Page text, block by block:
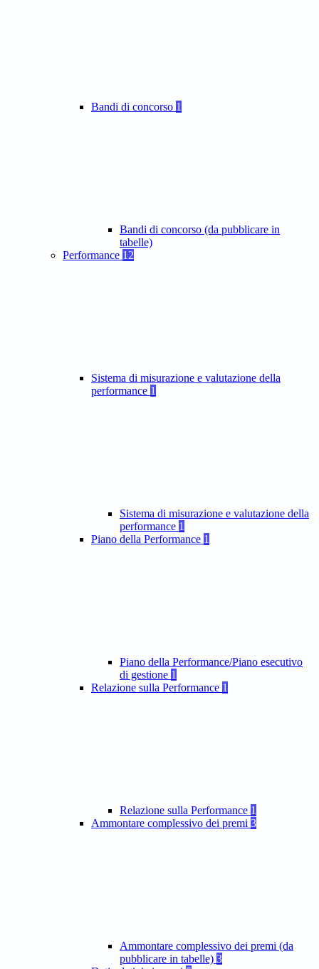
Bandi di concorso 1
Bandi di concorso (da pubblicare in
tabelle)
Performance 12
Sistema di misurazione e valutazione della
performance 1
Sistema di misurazione e valutazione della
performance 1
Piano della Performance 1
Piano della Performance/Piano esecutivo
di gestione 1
Relazione sulla Performance 1
Relazione sulla Performance 1
Ammontare complessivo dei premi 3
Ammontare complessivo dei premi (da
pubblicare in tabelle) 3